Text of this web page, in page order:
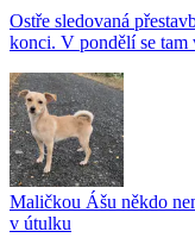
Ostře sledovaná
konci. V pondělí se tam
Maličkou Ášu někdo
v útulku